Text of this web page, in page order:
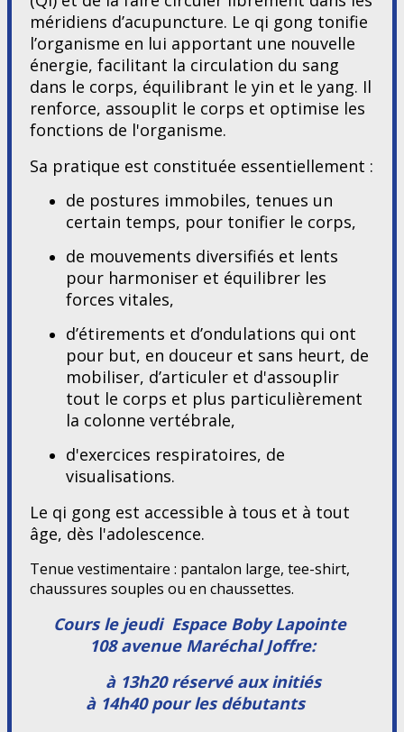
méridiens d’acupuncture. Le qi gong tonifie
l’organisme en lui apportant une nouvelle
énergie, facilitant la circulation du sang
dans le corps, équilibrant le yin et le yang. Il
renforce, assouplit le corps et optimise les
fonctions de l'organisme.
Sa pratique est constituée essentiellement :
de postures immobiles, tenues un
certain temps, pour tonifier le corps,
de mouvements diversifiés et lents
pour harmoniser et équilibrer les
forces vitales,
d’étirements et d’ondulations qui ont
pour but, en douceur et sans heurt, de
mobiliser, d’articuler et d'assouplir
tout le corps et plus particulièrement
la colonne vertébrale,
d'exercices respiratoires, de
visualisations.
Le qi gong est accessible à tous et à tout
âge, dès l'adolescence.
Tenue vestimentaire : pantalon large, tee-shirt,
chaussures souples ou en chaussettes.
Cours le jeudi Espace Boby Lapointe
108 avenue Maréchal Joffre:
à 13h20 réservé aux initiés
à 14h40 pour les débutants